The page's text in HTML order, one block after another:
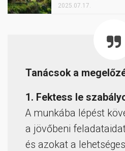
2025.07.17.
Tanácsok a
1. Fektess le
A munkába lépést
a jövőbeni
és azokat a